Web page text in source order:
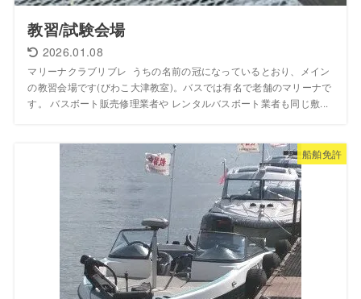
教習/試験会場
2026.01.08
マリーナクラブリブレ うちの名前の冠になっているとおり、メイン
の教習会場です(びわこ大津教室)。バスでは有名で老舗のマリーナで
す。 バスボート販売修理業者や レンタルバスボート業者も同じ敷...
船舶免許